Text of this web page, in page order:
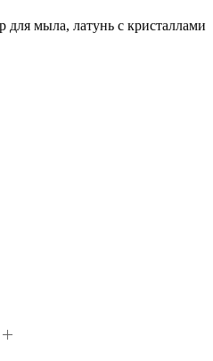
для мыла, латунь с кристаллами